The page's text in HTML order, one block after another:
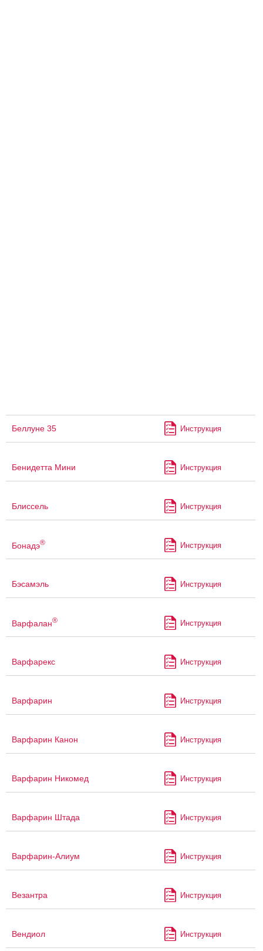
Беллуне 35 Инструкция
Бенидетта Мини Инструкция
Блиссель Инструкция
Бонадэ® Инструкция
Бэсамэль Инструкция
Варфалан® Инструкция
Варфарекс Инструкция
Варфарин Инструкция
Варфарин Канон Инструкция
Варфарин Никомед Инструкция
Варфарин Штада Инструкция
Варфарин-Алиум Инструкция
Везантра Инструкция
Вендиол Инструкция